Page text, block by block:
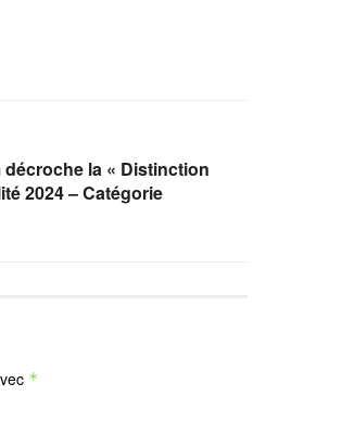
la « Distinction
2024 – Catégorie
*